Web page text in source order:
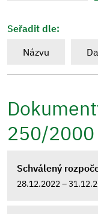
Seřadit dle:
Názvu
250/2000
Schválený
28.12.2022 –